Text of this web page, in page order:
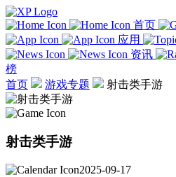
首页
应用
资讯
榜
首页
游戏专题 射击类手游
射击类手游
2025-09-17